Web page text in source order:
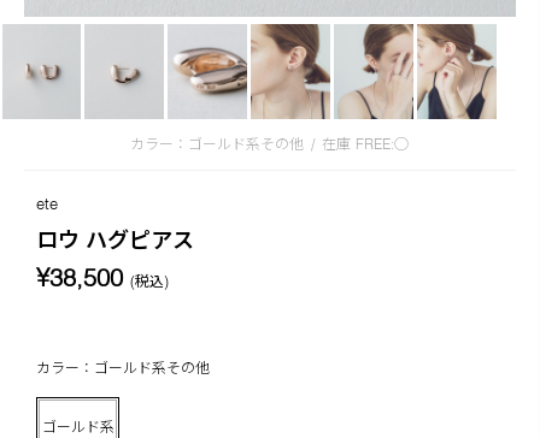
カラー：ゴールド系その他 / 在庫 FREE:◯
ete
ロウ ハグピアス
¥38,500 (税込)
カラー：ゴールド系その他
ゴールド系